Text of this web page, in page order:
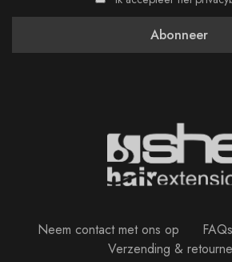
Neem contact met ons op FAQs
Verzending &